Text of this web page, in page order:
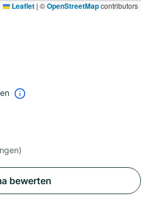
Leaflet | ©OpenStreetMapcontributors
bewerten